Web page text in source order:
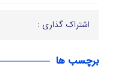
اشتراک گذاری :
برچسب ها